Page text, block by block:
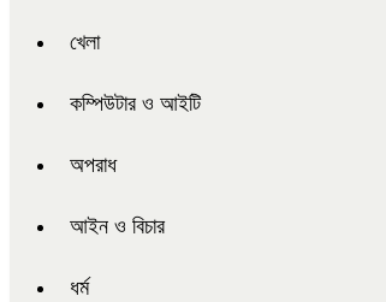
খেলা
কম্পিউটার ও আইটি
অপরাধ
আইন ও বিচার
ধর্ম